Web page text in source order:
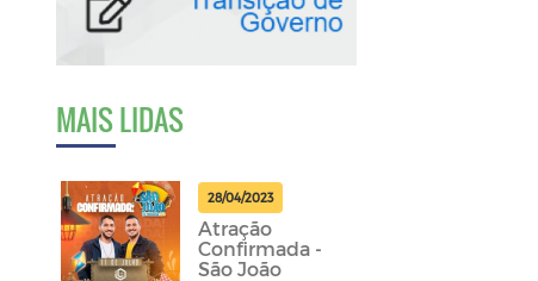
MAIS LIDAS
28/04/2023
Atração
Confirmada -
São João